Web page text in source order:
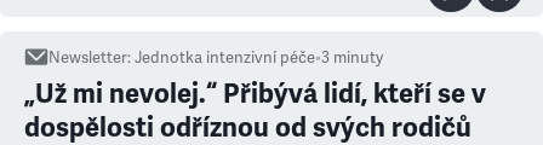
Newsletter:Jednotka intenzivní péče•3 minuty
„Už mi nevolej.“ Přibývá lidí, kteří se v
dospělosti odříznou od svých rodičů